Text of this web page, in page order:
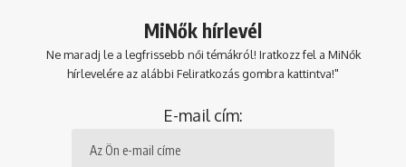
MiNők hírlevél
Ne maradj le a legfrissebb női témákról! Iratkozz fel a MiNők
hírlevelére az alábbi Feliratkozás gombra kattintva!"
E-mail cím: